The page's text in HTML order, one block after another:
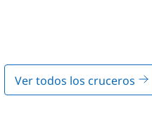
Ver todos los cruceros